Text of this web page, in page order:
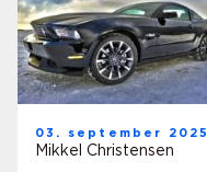
03. september 2025
Mikkel Christensen